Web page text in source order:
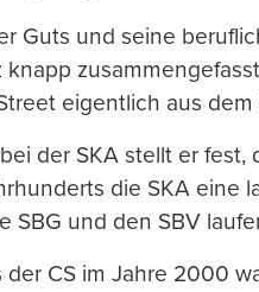
Guts und seine
knapp
eigentlich aus dem
der SKA stellt er
die SKA eine
SBG und den SBV
CS im Jahre 2000